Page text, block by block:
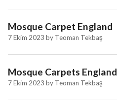
Mosque Carpet England
7 Ekim 2023 by Teoman Tekbaş
Mosque Carpets England
7 Ekim 2023 by Teoman Tekbaş